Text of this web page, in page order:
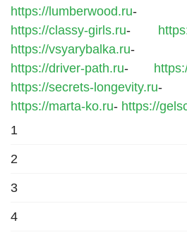
https://lumberwood.ru
https://classy-girls.ru-
https://vsyarybalka.ru
https://driver-path.ru-
https://secrets-longevity.ru
https://marta-ko.ru- https://
1
2
3
4